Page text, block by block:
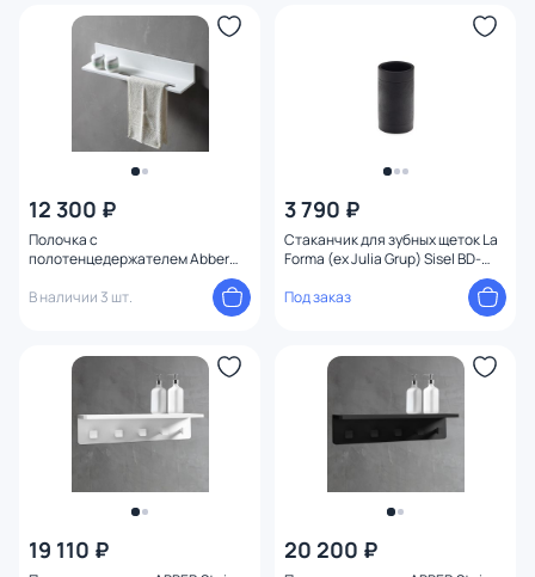
12 300 ₽
Полочка с
полотенцедержателем Abber
В наличии 3 шт.
3 790 ₽
Стаканчик для зубных щеток La
Forma (ex Julia Grup) Sisel BD-
Под заказ
19 110 ₽ 20 200 ₽